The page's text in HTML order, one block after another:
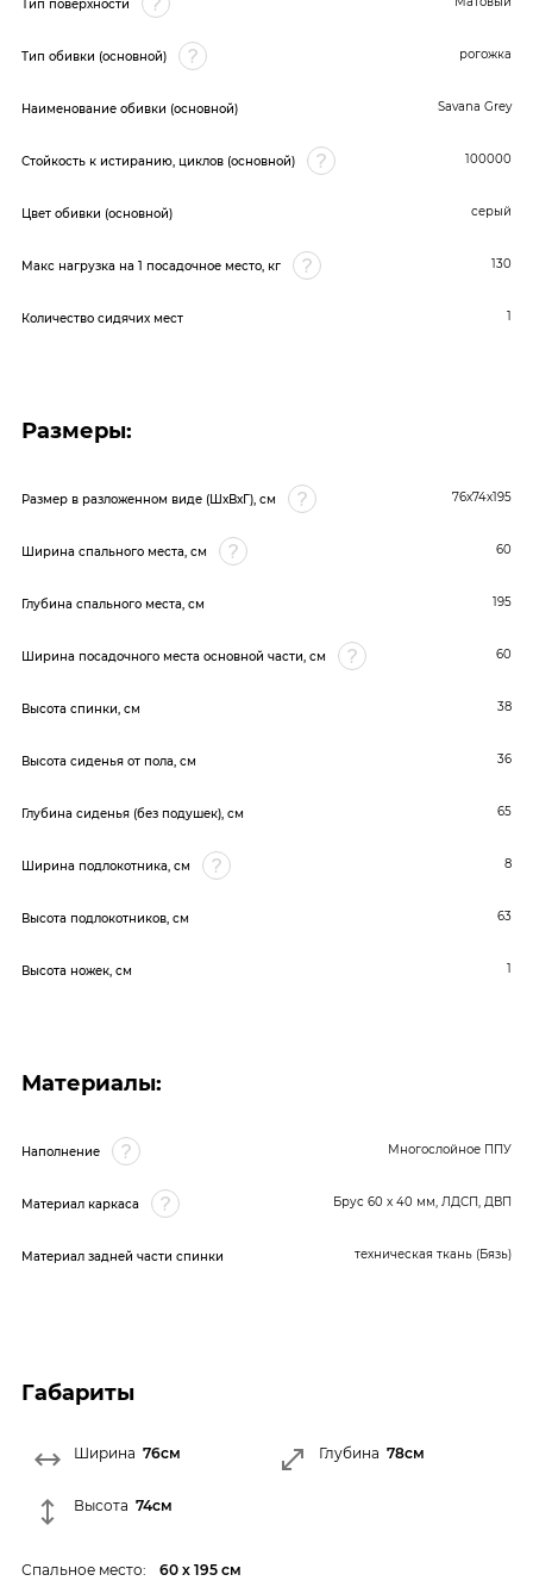
Тип поверхности
Тип обивки (основной) рогожка
Наименование обивки (основной) Savana Grey
Стойкость к истиранию, циклов (основной) 100000
Цвет обивки (основной) серый
Макс нагрузка на 1 посадочное место, кг 130
Количество сидячих мест 1
Размеры:
Размер в разложенном виде (ШхВхГ), см 76х74х195
Ширина спального места, см 60
Глубина спального места, см 195
Ширина посадочного места основной части, см 60
Высота спинки, см 38
Высота сиденья от пола, см 36
Глубина сиденья (без подушек), см 65
Ширина подлокотника, см 8
Высота подлокотников, см 63
Высота ножек, см 1
Материалы:
Наполнение Многослойное ППУ
Материал каркаса Брус 60 x 40 мм, ЛДСП, ДВП
Материал задней части спинки техническая ткань (Бязь)
Габариты
Ширина 76см Глубина 78см
Высота 74см
Спальное место: 60 х 195 см